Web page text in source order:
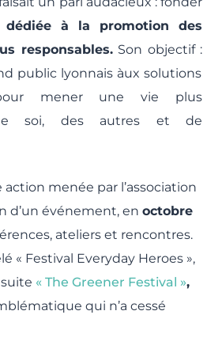
dédiée à la promotion des
responsables.Son objectif :
public lyonnais àux solutions
mener une vie plus
de soi, des autres et de
menée par l’association
d’un événement, en octobre
ateliers et rencontres.
« Festival Everyday Heroes »,
« The Greener Festival »,
qui n’a cessé